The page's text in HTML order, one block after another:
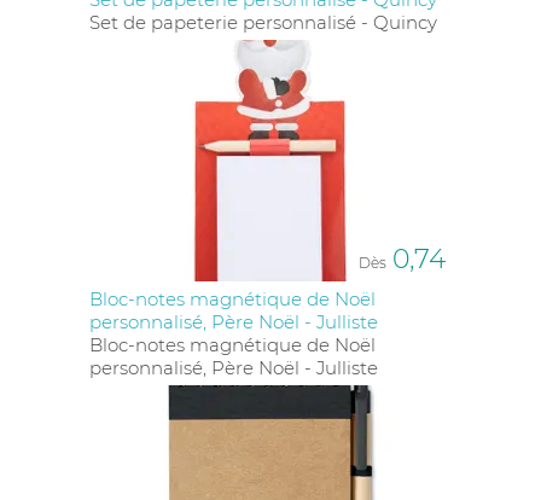
Set de papeterie personnalisé - Quincy
Dès 0,74
Bloc-notes magnétique de Noël
personnalisé, Père Noël - Julliste
Bloc-notes magnétique de Noël
personnalisé, Père Noël - Julliste